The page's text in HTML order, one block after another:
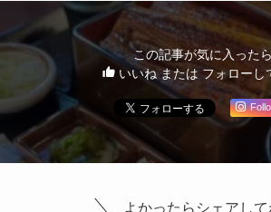
この記事が気に入ったら
いいね または フォローし
よかったらシェアして